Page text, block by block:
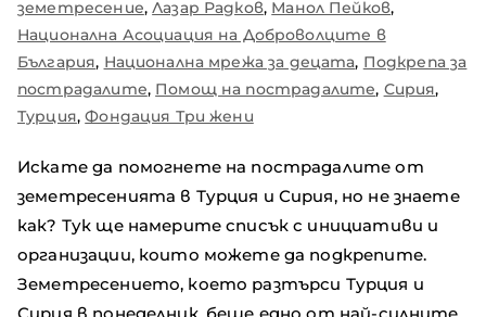
земетресение,Лазар Радков, Манол Пейков,
Национална Асоциация на Доброволците в
България, Национална мрежа за децата, Подкрепа за
пострадалите, Помощ на пострадалите, Сирия,
Турция,Фондация Три жени
Искате да помогнете на пострадалите от
земетресенията в Турция и Сирия, но не знаете
как? Тук ще намерите списък с инициативи и
организации, които можете да подкрепите.
Земетресението, което разтърси Турция и